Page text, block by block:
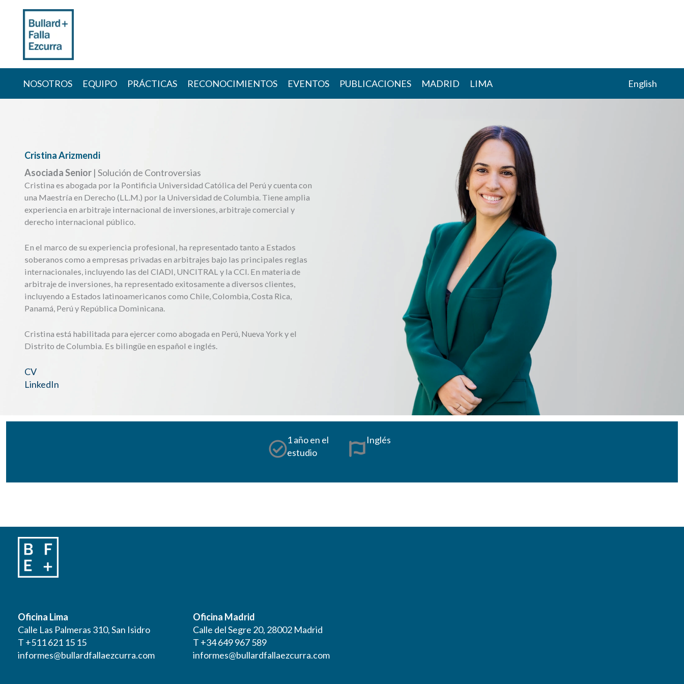
content
NOSOTROS EQUIPO PRÁCTICAS RECONOCIMIENTOS EVENTOS PUBLICACIONES MADRID LIMA English
Cristina Arizmendi
Asociada Senior | Solución de Controversias
Cristina es abogada por la Pontificia Universidad Católica del Perú y cuenta con
una Maestría en Derecho (LL.M.) por la Universidad de Columbia. Tiene amplia
experiencia en arbitraje internacional de inversiones, arbitraje comercial y
derecho internacional público.
En el marco de su experiencia profesional, ha representado tanto a Estados
soberanos como a empresas privadas en arbitrajes bajo las principales reglas
internacionales, incluyendo las del CIADI, UNCITRAL y la CCI. En materia de
arbitraje de inversiones, ha representado exitosamente a diversos clientes,
incluyendo a Estados latinoamericanos como Chile, Colombia, Costa Rica,
Panamá, Perú y República Dominicana.
Cristina está habilitada para ejercer como abogada en Perú, Nueva York y el
Distrito de Columbia. Es bilingüe en español e inglés.
CV
LinkedIn
1 año en el
estudio
Inglés
Oficina Lima
Calle Las Palmeras 310, San Isidro
T +511 621 15 15
informes@bullardfallaezcurra.com
Oficina Madrid
Calle del Segre 20, 28002 Madrid
T +34 649 967 589
informes@bullardfallaezcurra.com